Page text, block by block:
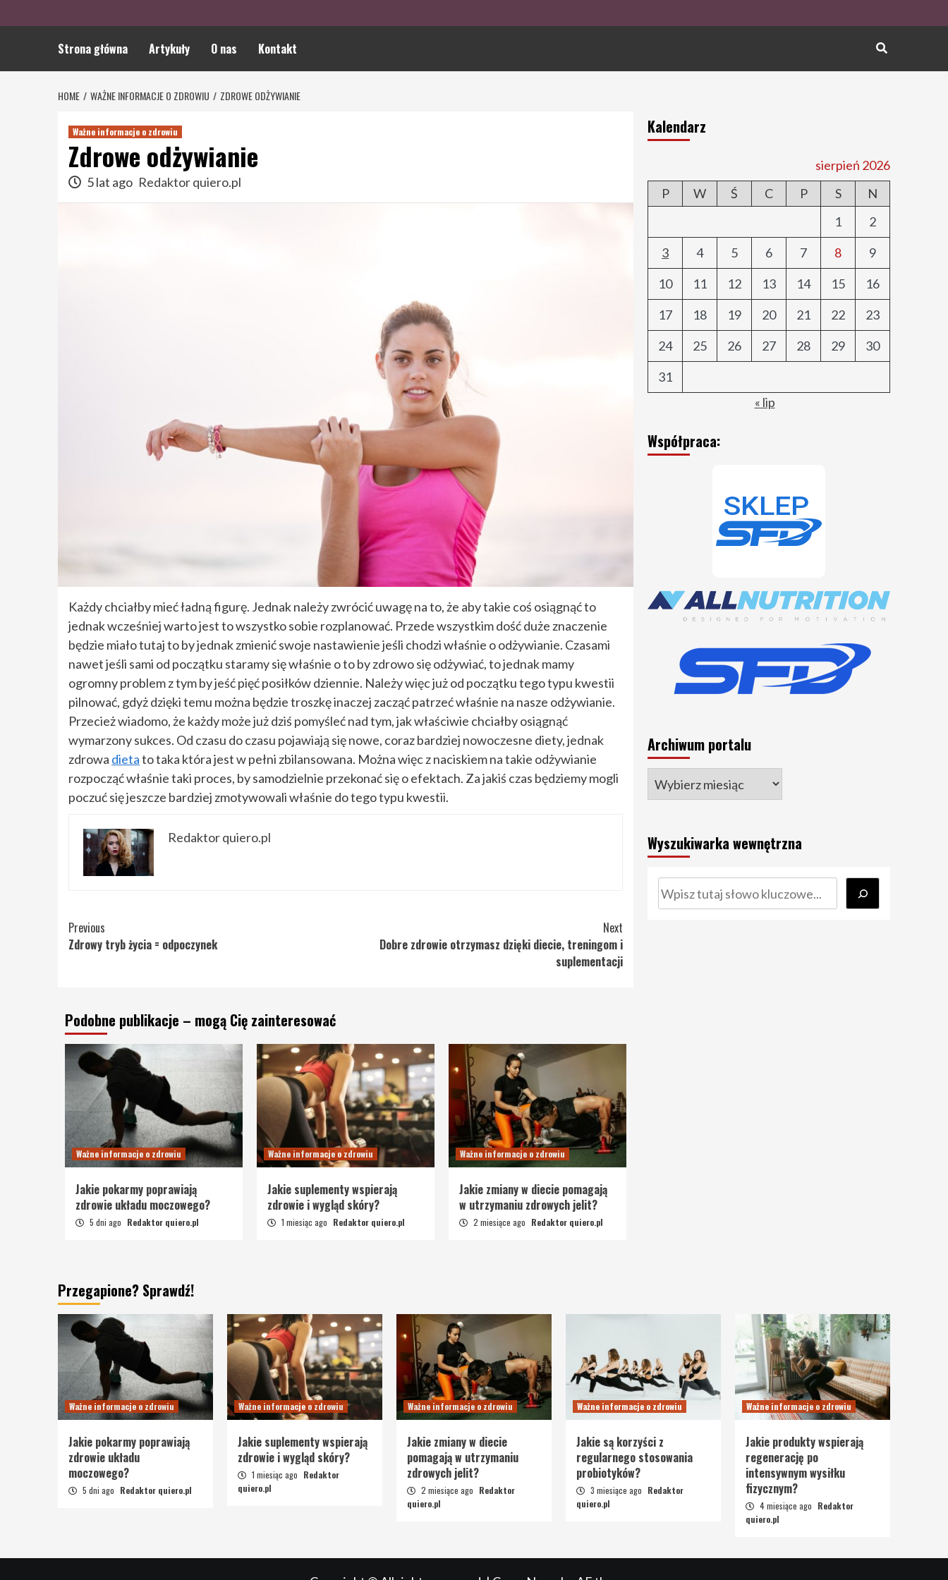
Strona główna Artykuły O nas Kontakt
HOME WAŻNE INFORMACJE O ZDROWIU ZDROWE ODŻYWIANIE
Ważne informacje o zdrowiu
Zdrowe odżywianie
5 lat ago Redaktor quiero.pl
Każdy chciałby mieć ładną figurę. Jednak należy zwrócić uwagę na to, że aby takie coś osiągnąć to
jednak wcześniej warto jest to wszystko sobie rozplanować. Przede wszystkim dość duże znaczenie
będzie miało tutaj to by jednak zmienić swoje nastawienie jeśli chodzi właśnie o odżywianie. Czasami
nawet jeśli sami od początku staramy się właśnie o to by zdrowo się odżywiać, to jednak mamy
ogromny problem z tym by jeść pięć posiłków dziennie. Należy więc już od początku tego typu kwestii
pilnować, gdyż dzięki temu można będzie troszkę inaczej zacząć patrzeć właśnie na nasze odżywianie.
Przecież wiadomo, że każdy może już dziś pomyśleć nad tym, jak właściwie chciałby osiągnąć
wymarzony sukces. Od czasu do czasu pojawiają się nowe, coraz bardziej nowoczesne diety, jednak
zdrowa dietato taka która jest w pełni zbilansowana. Można więc z naciskiem na takie odżywianie
rozpocząć właśnie taki proces, by samodzielnie przekonać się o efektach. Za jakiś czas będziemy mogli
poczuć się jeszcze bardziej zmotywowali właśnie do tego typu kwestii.
Redaktor quiero.pl
Continue
Reading
Previous
Zdrowy tryb życia = odpoczynek
Next
Dobre zdrowie otrzymasz dzięki diecie, treningom i
suplementacji
Podobne publikacje – mogą Cię zainteresować
Ważne informacje o zdrowiu
Jakie pokarmy poprawiają
zdrowie układu moczowego?
5 dni ago Redaktor quiero.pl
Ważne informacje o zdrowiu
Jakie suplementy wspierają
zdrowie i wygląd skóry?
1 miesiąc ago Redaktor quiero.pl
Ważne informacje o zdrowiu
Jakie zmiany w diecie pomagają
w utrzymaniu zdrowych jelit?
2 miesiące ago Redaktor quiero.pl
Kalendarz
sierpień 2026
P
W Ś C P S
N
1
2
3
4 5 6 7 8
9
10
11 12 13 14 15
16
17
18 19 20 21 22
23
24
25 26 27 28 29
30
31
« lip
Współpraca:
Archiwum portalu
Wyszukiwarka wewnętrzna
Szukaj
Przegapione? Sprawdź!
Ważne informacje o zdrowiu
Jakie pokarmy poprawiają
zdrowie układu
moczowego?
5 dni ago Redaktor quiero.pl
Ważne informacje o zdrowiu
Jakie suplementy wspierają
zdrowie i wygląd skóry?
1 miesiąc ago Redaktor
quiero.pl
Ważne informacje o zdrowiu
Jakie zmiany w diecie
pomagają w utrzymaniu
zdrowych jelit?
2 miesiące ago Redaktor
quiero.pl
Ważne informacje o zdrowiu
Jakie są korzyści z
regularnego stosowania
probiotyków?
3 miesiące ago Redaktor
quiero.pl
Ważne informacje o zdrowiu
Jakie produkty wspierają
regenerację po
intensywnym wysiłku
fizycznym?
4 miesiące ago Redaktor
quiero.pl